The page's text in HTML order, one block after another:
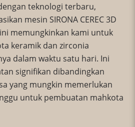
teknologi terbaru,
mesin SIRONA CEREC 3D
memungkinkan kami untuk
keramik dan zirconia
dalam waktu satu hari. Ini
signifikan dibandingkan
yang mungkin memerlukan
untuk pembuatan mahkota